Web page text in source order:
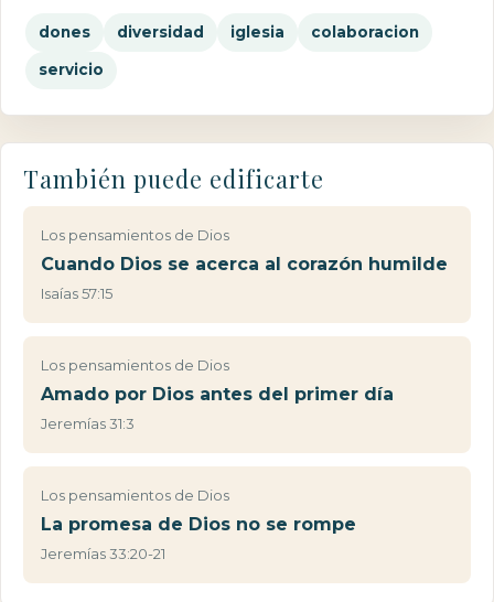
dones diversidad iglesia colaboracion
servicio
También puede edificarte
Los pensamientos de Dios
Cuando Dios se acerca al corazón humilde
Isaías 57:15
Los pensamientos de Dios
Amado por Dios antes del primer día
Jeremías 31:3
Los pensamientos de Dios
La promesa de Dios no se rompe
Jeremías 33:20-21